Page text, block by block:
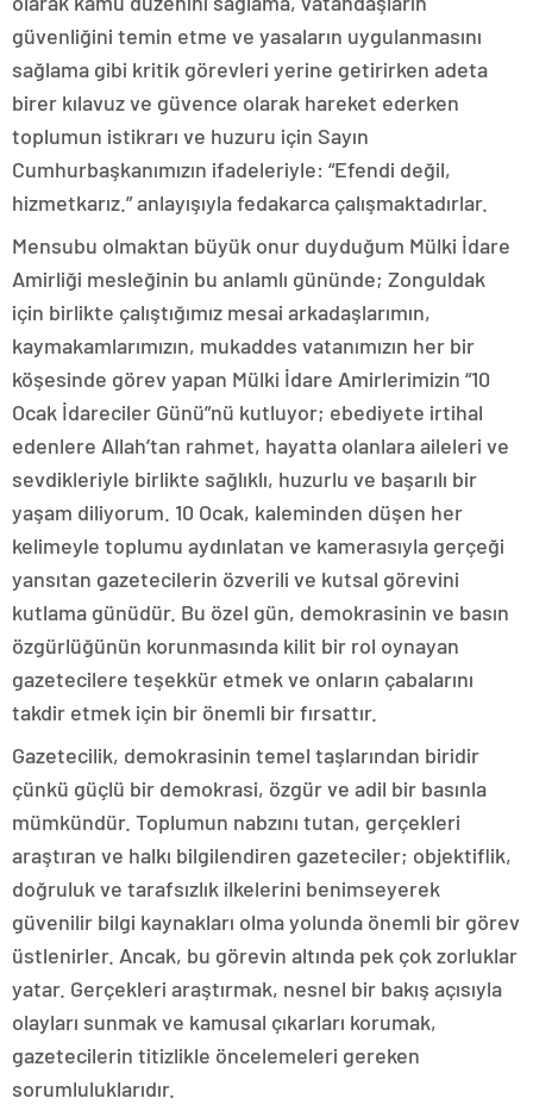
güvenliğini temin etme ve yasaların uygulanmasını
sağlama gibi kritik görevleri yerine getirirken adeta
birer kılavuz ve güvence olarak hareket ederken
toplumun istikrarı ve huzuru için Sayın
Cumhurbaşkanımızın ifadeleriyle: “Efendi değil,
hizmetkarız.” anlayışıyla fedakarca çalışmaktadırlar.
Mensubu olmaktan büyük onur duyduğum Mülki İdare
Amirliği mesleğinin bu anlamlı gününde; Zonguldak
için birlikte çalıştığımız mesai arkadaşlarımın,
kaymakamlarımızın, mukaddes vatanımızın her bir
köşesinde görev yapan Mülki İdare Amirlerimizin “10
Ocak İdareciler Günü”nü kutluyor; ebediyete irtihal
edenlere Allah’tan rahmet, hayatta olanlara aileleri ve
sevdikleriyle birlikte sağlıklı, huzurlu ve başarılı bir
yaşam diliyorum. 10 Ocak, kaleminden düşen her
kelimeyle toplumu aydınlatan ve kamerasıyla gerçeği
yansıtan gazetecilerin özverili ve kutsal görevini
kutlama günüdür. Bu özel gün, demokrasinin ve basın
özgürlüğünün korunmasında kilit bir rol oynayan
gazetecilere teşekkür etmek ve onların çabalarını
takdir etmek için bir önemli bir fırsattır.
Gazetecilik, demokrasinin temel taşlarından biridir
çünkü güçlü bir demokrasi, özgür ve adil bir basınla
mümkündür. Toplumun nabzını tutan, gerçekleri
araştıran ve halkı bilgilendiren gazeteciler; objektiflik,
doğruluk ve tarafsızlık ilkelerini benimseyerek
güvenilir bilgi kaynakları olma yolunda önemli bir görev
üstlenirler. Ancak, bu görevin altında pek çok zorluklar
yatar. Gerçekleri araştırmak, nesnel bir bakış açısıyla
olayları sunmak ve kamusal çıkarları korumak,
gazetecilerin titizlikle öncelemeleri gereken
sorumluluklarıdır.